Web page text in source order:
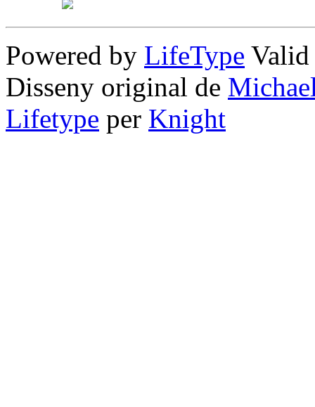
Powered by LifeType
Disseny original de
Lifetype per Knight